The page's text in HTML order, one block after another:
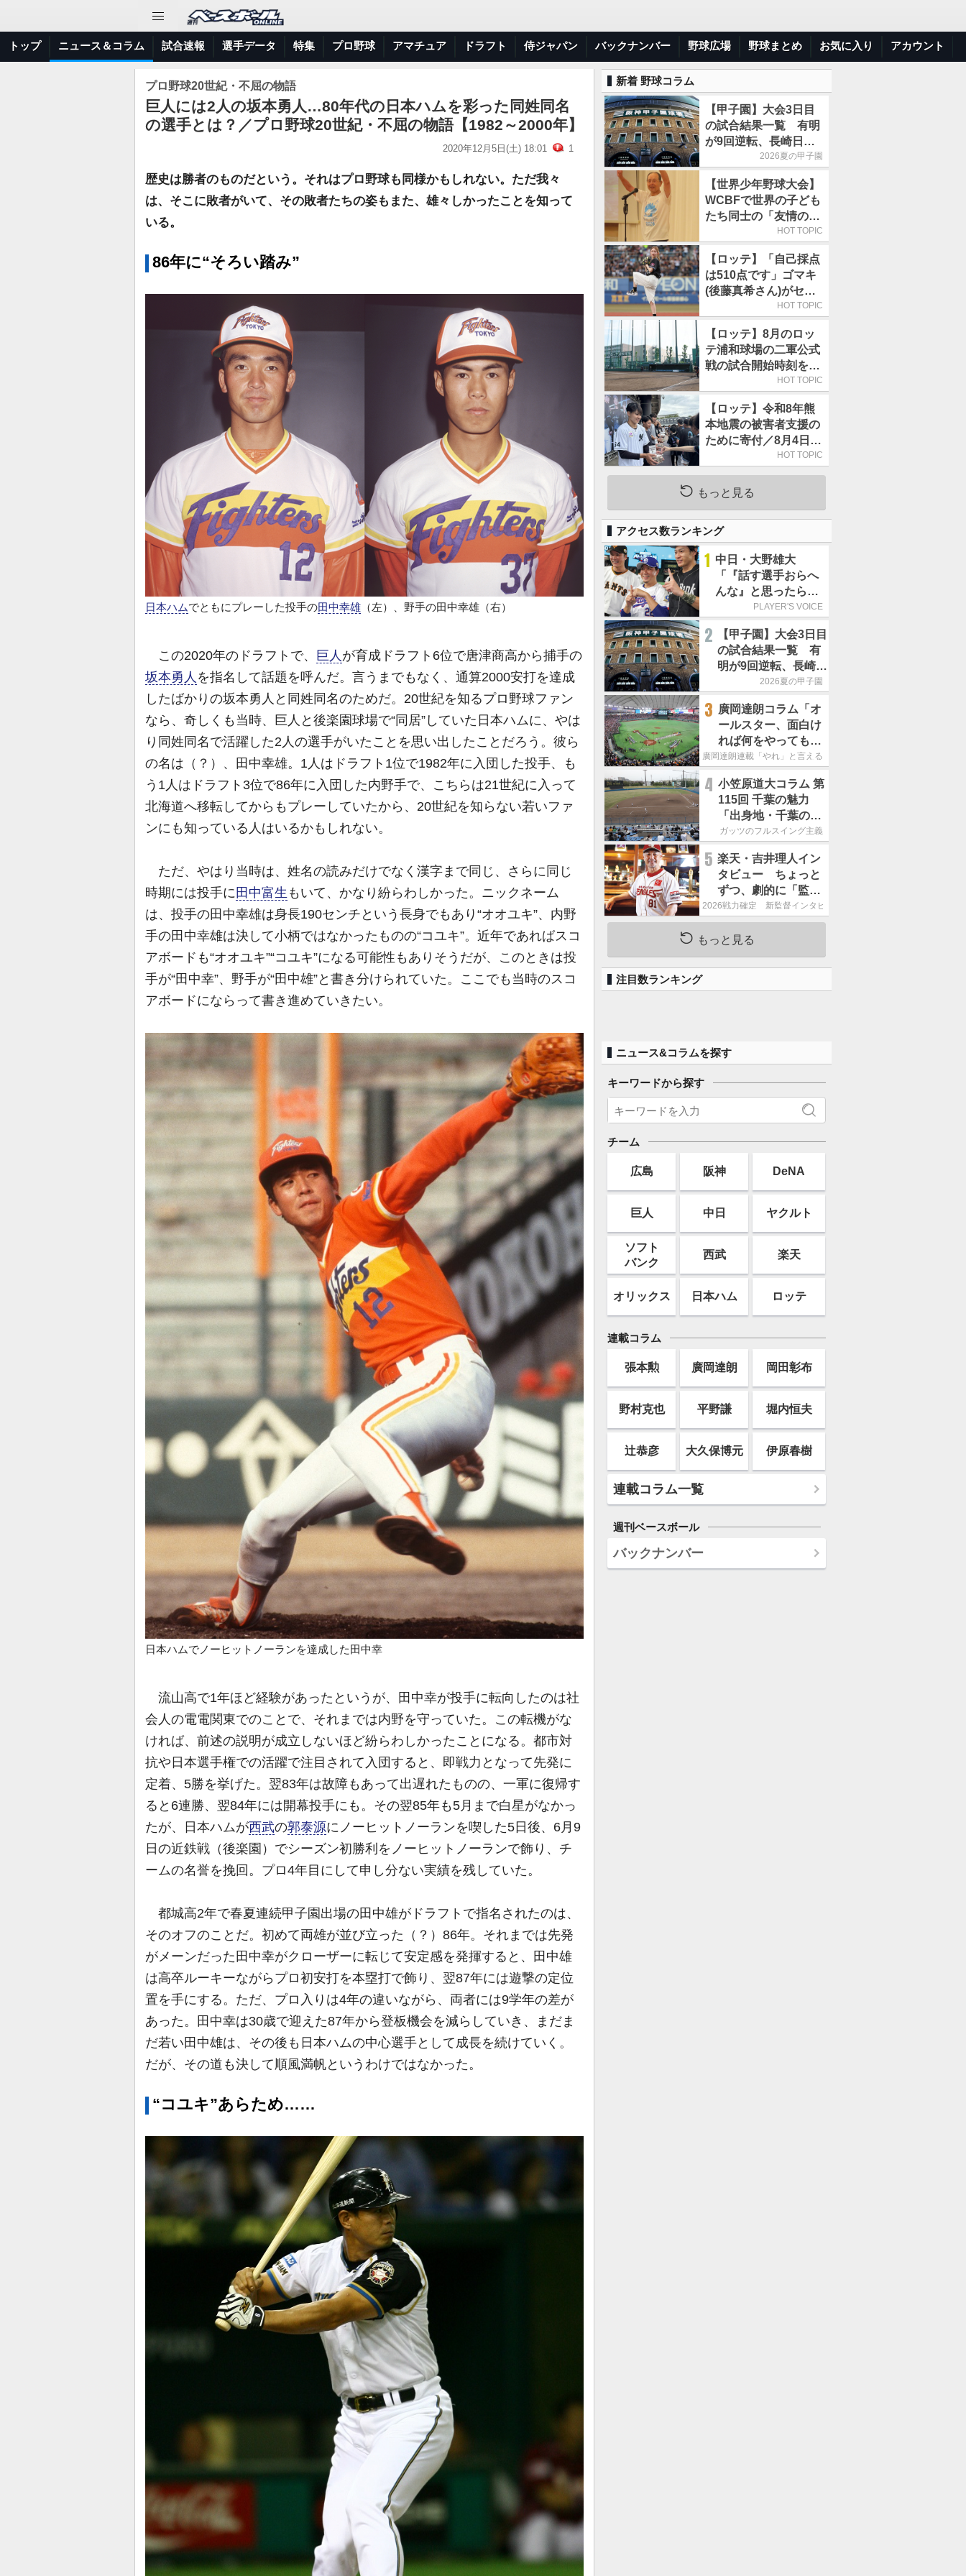
トップ ニュース＆コラム 試合速報 選手データ 特集 プロ野球 アマチュア ドラフト 侍ジャパン バックナンバー 野球広場 野球まとめ お気に入り アカウント
プロ野球20世紀・不屈の物語
巨人には2人の坂本勇人…80年代の日本ハムを彩った同姓同名
の選手とは？／プロ野球20世紀・不屈の物語【1982～2000年】
2020年12月5日(土) 18:01 1
歴史は勝者のものだという。それはプロ野球も同様かもしれない。ただ我々
は、そこに敗者がいて、その敗者たちの姿もまた、雄々しかったことを知って
いる。
86年に“そろい踏み”
日本ハムでともにプレーした投手の田中幸雄 （左）、野手の田中幸雄（右）
この2020年のドラフトで、 巨人 が育成ドラフト6位で唐津商高から捕手の
坂本勇人 を指名して話題を呼んだ。言うまでもなく、通算2000安打を達成
したばかりの坂本勇人と同姓同名のためだ。20世紀を知るプロ野球ファン
なら、奇しくも当時、巨人と後楽園球場で“同居”していた日本ハムに、やは
り同姓同名で活躍した2人の選手がいたことを思い出したことだろう。彼ら
の名は（？）、田中幸雄。1人はドラフト1位で1982年に入団した投手、も
う1人はドラフト3位で86年に入団した内野手で、こちらは21世紀に入って
北海道へ移転してからもプレーしていたから、20世紀を知らない若いファ
ンにも知っている人はいるかもしれない。
ただ、やはり当時は、姓名の読みだけでなく漢字まで同じ、さらに同じ
時期には投手に 田中富生 もいて、かなり紛らわしかった。ニックネーム
は、投手の田中幸雄は身長190センチという長身でもあり“オオユキ”、内野
手の田中幸雄は決して小柄ではなかったものの“コユキ”。近年であればスコ
アボードも“オオユキ”“コユキ”になる可能性もありそうだが、このときは投
手が“田中幸”、野手が“田中雄”と書き分けられていた。ここでも当時のスコ
アボードにならって書き進めていきたい。
日本ハムでノーヒットノーランを達成した田中幸
流山高で1年ほど経験があったというが、田中幸が投手に転向したのは社
会人の電電関東でのことで、それまでは内野を守っていた。この転機がな
ければ、前述の説明が成立しないほど紛らわしかったことになる。都市対
抗や日本選手権での活躍で注目されて入団すると、即戦力となって先発に
定着、5勝を挙げた。翌83年は故障もあって出遅れたものの、一軍に復帰す
ると6連勝、翌84年には開幕投手にも。その翌85年も5月まで白星がなかっ
たが、日本ハムが西武の郭泰源にノーヒットノーランを喫した5日後、6月9
日の近鉄戦（後楽園）でシーズン初勝利をノーヒットノーランで飾り、チ
ームの名誉を挽回。プロ4年目にして申し分ない実績を残していた。
都城高2年で春夏連続甲子園出場の田中雄がドラフトで指名されたのは、
そのオフのことだ。初めて両雄が並び立った（？）86年。それまでは先発
がメーンだった田中幸がクローザーに転じて安定感を発揮すると、田中雄
は高卒ルーキーながらプロ初安打を本塁打で飾り、翌87年には遊撃の定位
置を手にする。ただ、プロ入りは4年の違いながら、両者には9学年の差が
あった。田中幸は30歳で迎えた87年から登板機会を減らしていき、まだま
だ若い田中雄は、その後も日本ハムの中心選手として成長を続けていく。
だが、その道も決して順風満帆というわけではなかった。
“コユキ”あらため……
新着 野球コラム
【甲子園】大会3日目
の試合結果一覧 有明
が9回逆転、長崎日大
は15得点で大勝2026夏の甲子園
【世界少年野球大会】
WCBFで世界の子ども
たち同士の「友情の
輪」が広がる理由HOT TOPIC
【ロッテ】「自己採点
は510点です」ゴマキ
(後藤真希さん)がセレ
モニアルピッチHOT TOPIC
【ロッテ】8月のロッ
テ浦和球場の二軍公式
戦の試合開始時刻を午
前10時30分に変更HOT TOPIC
【ロッテ】令和8年熊
本地震の被害者支援の
ために寄付／8月4日に
は選手たちが募金箱を
HOT TOPIC
もっと見る
アクセス数ランキング
1 中日・大野雄大
「『話す選手おらへ
んな』と思ったら坂
本勇人が来た！」／
PLAYER'S VOICE
2
【甲子園】大会3日目
の試合結果一覧 有
明が9回逆転、長崎日
大は15得点で大勝
2026夏の甲子園
3 廣岡達朗コラム「オ
ールスター、面白け
れば何をやってもい
いという発想は大間
廣岡達朗連載「やれ」と言える信念
4 小笠原道大コラム 第
115回 千葉の魅力
「出身地・千葉の話
の続き。昔から野球
す」
ガッツのフルスイング主義
5 楽天・吉井理人イン
タビュー ちょっと
ずつ、劇的に「監督
が代わると何もかも
が変わるというの
は、チームにとって
す」
2026戦力確定 新監督インタビュー
もっと見る
注目数ランキング
ニュース&コラムを探す
キーワードから探す
チーム
広島 阪神 DeNA
巨人 中日 ヤクルト
ソフト
バンク
西武 楽天
オリックス 日本ハム ロッテ
連載コラム
張本勲 廣岡達朗 岡田彰布
野村克也 平野謙 堀内恒夫
辻恭彦 大久保博元 伊原春樹
連載コラム一覧
週刊ベースボール
バックナンバー